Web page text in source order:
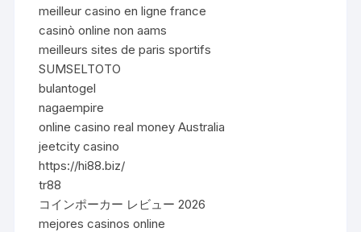
meilleur casino en ligne france
casinò online non aams
meilleurs sites de paris sportifs
SUMSELTOTO
bulantogel
nagaempire
online casino real money Australia
jeetcity casino
https://hi88.biz/
tr88
コインポーカー レビュー 2026
mejores casinos online